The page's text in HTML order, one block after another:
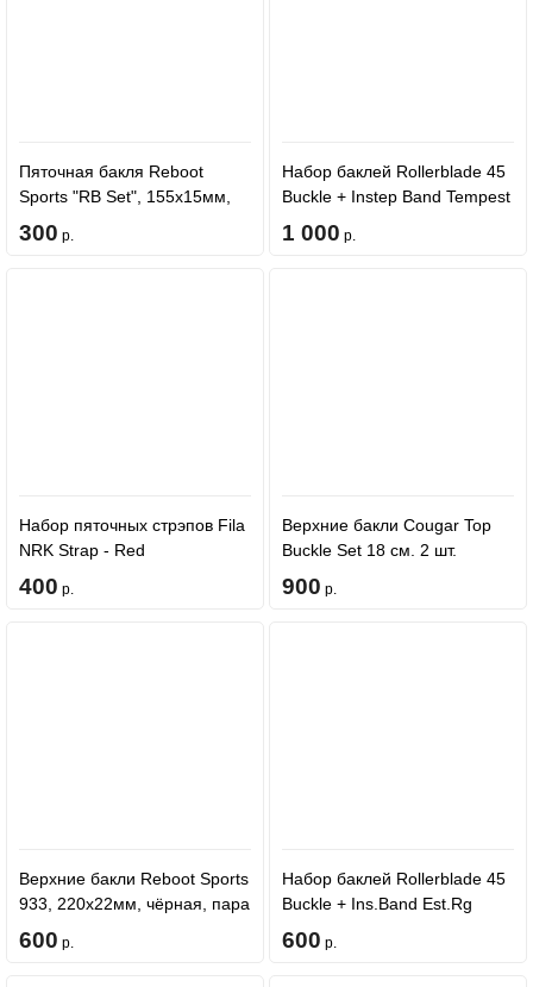
Пяточная бакля Reboot
Sports "RB Set", 155x15мм,
чёрная
300 р.
Набор баклей Rollerblade 45
Buckle + Instep Band Tempest
1 000 р.
Набор пяточных стрэпов Fila
NRK Strap - Red
400 р.
Верхние бакли Cougar Top
Buckle Set 18 см. 2 шт.
Черные
900 р.
Верхние бакли Reboot Sports
933, 220x22мм, чёрная, пара
(левая + правая)
600 р.
Набор баклей Rollerblade 45
Buckle + Ins.Band Est.Rg
600 р.